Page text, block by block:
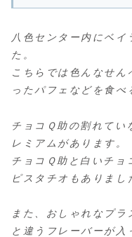
八色センター内にベイ
た。
こちらでは色んなせん
ったパフェなどを食べ
チョコＱ助の割れて
レミアムがあります。
チョコＱ助と白いチョ
ピスタチオもありまし
また、おしゃれなプ
と違うフレーバーが